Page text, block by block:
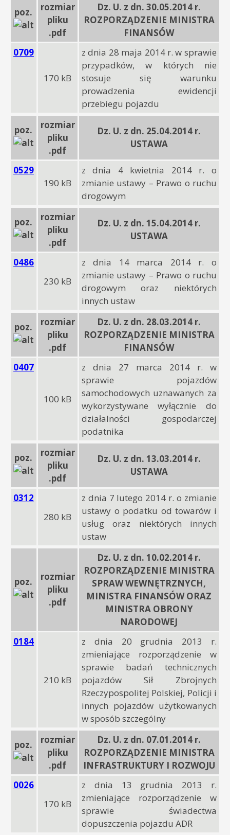
poz.
rozmiar
pliku
.pdf
Dz. U. z dn. 30.05.2014 r.
ROZPORZĄDZENIE MINISTRA
FINANSÓW
0709
170 kB
z dnia 28 maja 2014 r. w sprawie
przypadków, w których nie
stosuje się warunku
prowadzenia ewidencji
przebiegu pojazdu
poz.
rozmiar
pliku
.pdf
Dz. U. z dn. 25.04.2014 r.
USTAWA
0529
190 kB
z dnia 4 kwietnia 2014 r. o
zmianie ustawy – Prawo o ruchu
drogowym
poz.
rozmiar
pliku
.pdf
Dz. U. z dn. 15.04.2014 r.
USTAWA
0486
230 kB
z dnia 14 marca 2014 r. o
zmianie ustawy – Prawo o ruchu
drogowym oraz niektórych
innych ustaw
poz.
rozmiar
pliku
.pdf
Dz. U. z dn. 28.03.2014 r.
ROZPORZĄDZENIE MINISTRA
FINANSÓW
0407
100 kB
z dnia 27 marca 2014 r. w
sprawie pojazdów
samochodowych uznawanych za
wykorzystywane wyłącznie do
działalności gospodarczej
podatnika
poz.
rozmiar
pliku
.pdf
Dz. U. z dn. 13.03.2014 r.
USTAWA
0312
280 kB
z dnia 7 lutego 2014 r. o zmianie
ustawy o podatku od towarów i
usług oraz niektórych innych
ustaw
poz.
rozmiar
pliku
.pdf
Dz. U. z dn. 10.02.2014 r.
ROZPORZĄDZENIE MINISTRA
SPRAW WEWNĘTRZNYCH,
MINISTRA FINANSÓW ORAZ
MINISTRA OBRONY
NARODOWEJ
0184
210 kB
z dnia 20 grudnia 2013 r.
zmieniające rozporządzenie w
sprawie badań technicznych
pojazdów Sił Zbrojnych
Rzeczypospolitej Polskiej, Policji i
innych pojazdów użytkowanych
w sposób szczególny
poz.
rozmiar
pliku
.pdf
Dz. U. z dn. 07.01.2014 r.
ROZPORZĄDZENIE MINISTRA
INFRASTRUKTURY I ROZWOJU
0026
170 kB
z dnia 13 grudnia 2013 r.
zmieniające rozporządzenie w
sprawie świadectwa
dopuszczenia pojazdu ADR